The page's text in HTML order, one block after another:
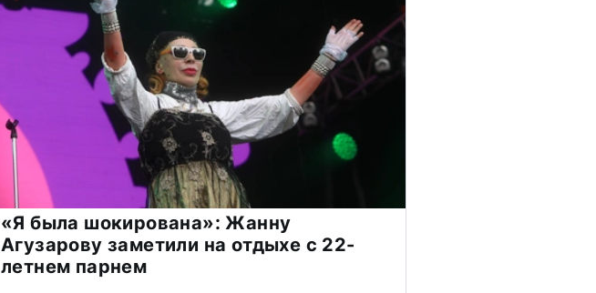
«Я была шокирована»: Жанну
Агузарову заметили на отдыхе с 22-
летнем парнем